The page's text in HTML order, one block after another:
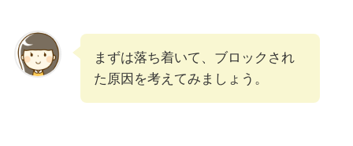
まずは落ち着いて、ブロックされ
た原因を考えてみましょう。